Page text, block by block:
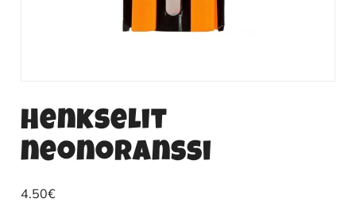
Henkselit
neonoranssi
4.50€